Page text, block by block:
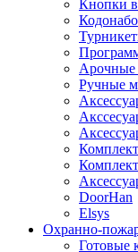
Кнопки
Арочные
Ручные
DoorHan
Elsys
Охранно-
Готовые